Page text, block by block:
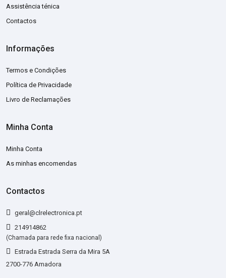
Assistência ténica
Contactos
Informações
Termos e Condições
Política de Privacidade
Livro de Reclamações
Minha Conta
Minha Conta
As minhas encomendas
Contactos
geral@clrelectronica.pt
214914862
(Chamada para rede fixa nacional)
Estrada Estrada Serra da Mira 5A
2700-776 Amadora